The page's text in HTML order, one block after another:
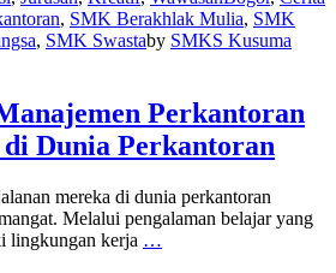
, SMK Berakhlak Mulia, SMK
, SMK Swastaby SMKS Kusuma
Perkantoran
Dunia Perkantoran
mereka di dunia perkantoran
Melalui pengalaman belajar yang
lingkungan kerja …